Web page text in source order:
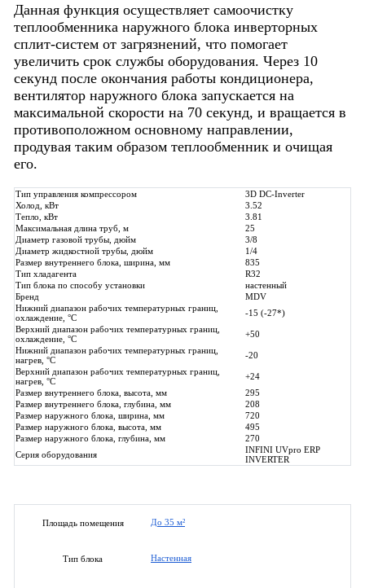
Данная функция осуществляет самоочистку
теплообменника наружного блока инверторных
сплит-систем от загрязнений, что помогает
увеличить срок службы оборудования. Через 10
секунд после окончания работы кондиционера,
вентилятор наружного блока запускается на
максимальной скорости на 70 секунд, и вращается в
противоположном основному направлении,
продувая таким образом теплообменник и очищая
его.
Тип управления компрессором
3D DC-Inverter
Холод, кВт
3.52
Тепло, кВт
3.81
Максимальная длина труб, м
25
Диаметр газовой трубы, дюйм
3/8
Диаметр жидкостной трубы, дюйм
1/4
Размер внутреннего блока, ширина, мм
835
Тип хладагента
R32
Тип блока по способу установки
настенный
Бренд
MDV
Нижний диапазон рабочих температурных границ,
охлаждение, °C
-15 (-27*)
Верхний диапазон рабочих температурных границ,
охлаждение, °C
+50
Нижний диапазон рабочих температурных границ,
нагрев, °C
-20
Верхний диапазон рабочих температурных границ,
нагрев, °C
+24
Размер внутреннего блока, высота, мм
295
Размер внутреннего блока, глубина, мм
208
Размер наружного блока, ширина, мм
720
Размер наружного блока, высота, мм
495
Размер наружного блока, глубина, мм
270
Серия оборудования
INFINI UVpro ERP
INVERTER
Площадь помещения До 35 м²
Тип блока Настенная